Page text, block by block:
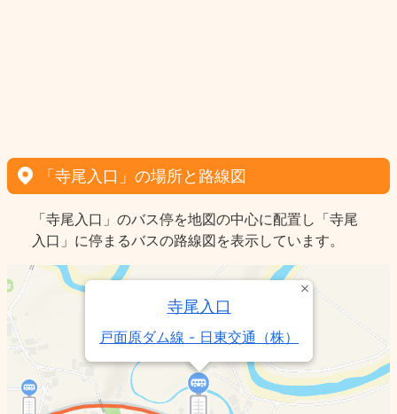
「寺尾入口」の場所と路線図
「寺尾入口」のバス停を地図の中心に配置し「寺尾
入口」に停まるバスの路線図を表示しています。
寺尾入口
戸面原ダム線 - 日東交通（株）